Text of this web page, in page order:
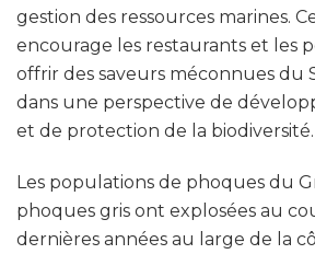
gestion des ressources marines.
encourage les restaurants et les
offrir des saveurs méconnues du
dans une perspective de
et de protection de la biodiversité.
Les populations de phoques du
phoques gris ont explosées au
dernières années au large de la